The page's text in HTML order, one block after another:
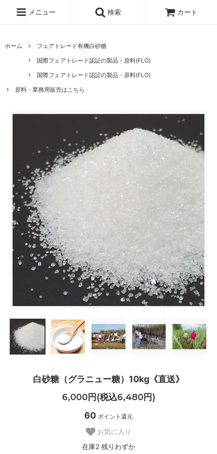
メニュー 検索 カート
ホーム
フェアトレード有機白砂糖
国際フェアトレード認証の製品・原料(FLO)
国際フェアトレード認証の製品・原料(FLO)
原料・業務用販売はこちら
白砂糖（グラニュー糖）10kg《直送》
6,000円(税込6,480円)
60 ポイント還元
お気に入り
在庫2 残りわずか